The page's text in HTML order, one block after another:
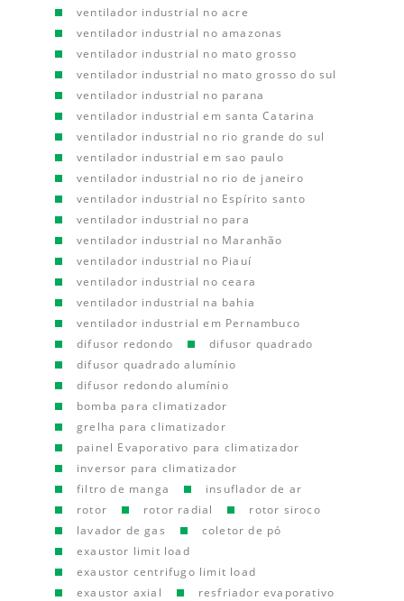
ventilador industrial no acre
ventilador industrial no amazonas
ventilador industrial no mato grosso
ventilador industrial no mato grosso do sul
ventilador industrial no parana
ventilador industrial em santa Catarina
ventilador industrial no rio grande do sul
ventilador industrial em sao paulo
ventilador industrial no rio de janeiro
ventilador industrial no Espírito santo
ventilador industrial no para
ventilador industrial no Maranhão
ventilador industrial no Piauí
ventilador industrial no ceara
ventilador industrial na bahia
ventilador industrial em Pernambuco
difusor redondo
difusor quadrado
difusor quadrado alumínio
difusor redondo alumínio
bomba para climatizador
grelha para climatizador
painel Evaporativo para climatizador
inversor para climatizador
filtro de manga
insuflador de ar
rotor
rotor radial
rotor siroco
lavador de gas
coletor de pó
exaustor limit load
exaustor centrifugo limit load
exaustor axial
resfriador evaporativo